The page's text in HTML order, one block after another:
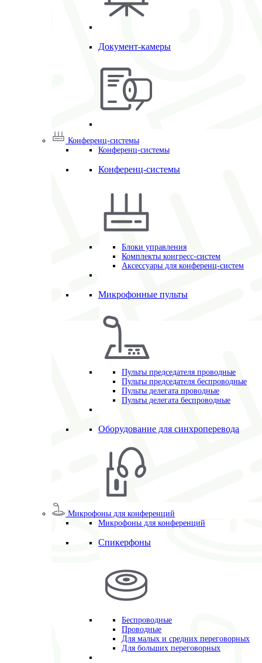
Документ-камеры
Конференц-системы
Конференц-системы
Конференц-системы
Блоки управления
Комплекты конгресс-систем
Аксессуары для конференц-систем
Микрофонные пульты
Пульты председателя проводные
Пульты председателя беспроводные
Пульты делегата проводные
Пульты делегата беспроводные
Оборудование для синхроперевода
Микрофоны для конференций
Микрофоны для конференций
Спикерфоны
Беспроводные
Проводные
Для малых и средних переговорных
Для больших переговорных